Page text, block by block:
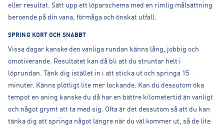
eller resultat. Sätt upp ett löparschema med en rimlig målsättning
beroende på din vana, förmåga och önskat utfall.
SPRING KORT OCH SNABBT
Vissa dagar kanske den vanliga rundan känns lång, jobbig och
omotiverande. Resultatet kan då bli att du struntar helt i
löprundan. Tänk dig istället in i att sticka ut och springa 15
minuter. Känns plötligt lite mer lockande. Kan du dessutom öka
tempot en aning kanske du då har en bättre kilometertid än vanligt
och något grymt att ta med sig. Ofta är det dessutom så att du kan
tänka dig att springa något längre när du väl kommer ut, så de lite